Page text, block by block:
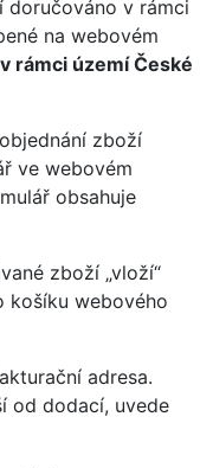
doručováno v rámci
na webovém
rámci území České
zboží
ve webovém
obsahuje
zboží „vloží“
košíku webového
adresa.
od dodací, uvede